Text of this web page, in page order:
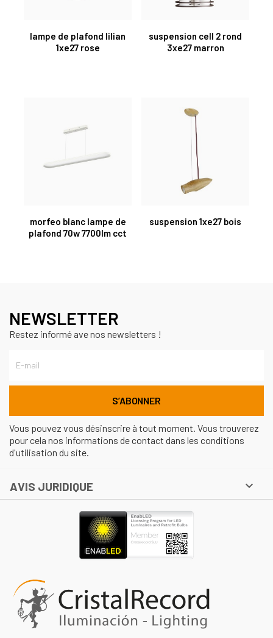
lampe de plafond lilian
1xe27 rose
suspension cell 2 rond
3xe27 marron
morfeo blanc lampe de
plafond 70w 7700lm cct
suspension 1xe27 bois
NEWSLETTER
Restez informé ave nos newsletters !
Vous pouvez vous désinscrire à tout moment. Vous trouverez
pour cela nos informations de contact dans les conditions
d'utilisation du site.
AVIS JURIDIQUE 